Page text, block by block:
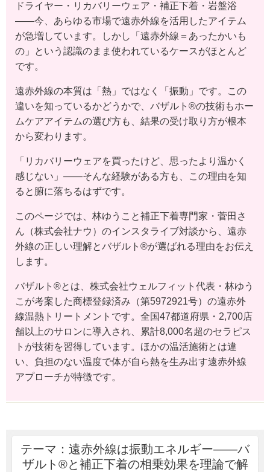
ドライヤー・リカバリーウェア・補正下着・岩盤浴
——今、あらゆる市場で遠赤外線を活用したアイテム
が急増しています。しかし「遠赤外線＝あったかいも
の」という認識のまま使われているケースがほとんど
です。
遠赤外線の本質は「熱」ではなく「振動」です。この
違いを知っているかどうかで、バザルト®の技術もホー
ムケアアイテムの選び方も、結果の受け取り方が根本
から変わります。
「リカバリーウェアを買ったけど、思ったより温かく
感じない」——そんな経験がある方も、この理由を知
ると腑に落ちるはずです。
このページでは、林ゆうこと補正下着専門家・菅田さ
ん（株式会社ナウ）のインスタライブ対談から、遠赤
外線の正しい理解とバザルト®が選ばれる理由をお伝え
します。
バザルト®とは、株式会社ウェルフィット代表・林ゆう
こが考案した商標登録済み（第5972921号）の遠赤外
線温熱トリートメントです。全国47都道府県・2,700店
舗以上のサロンに導入され、累計8,000名超のセラピス
トが技術を習得しています。ほかの温活施術とは違
い、負担のない温度で体が自ら熱を生み出す遠赤外線
アプローチが特徴です。
テーマ：遠赤外線は振動エネルギー——バ
ザルト®と補正下着の相乗効果を理論で解